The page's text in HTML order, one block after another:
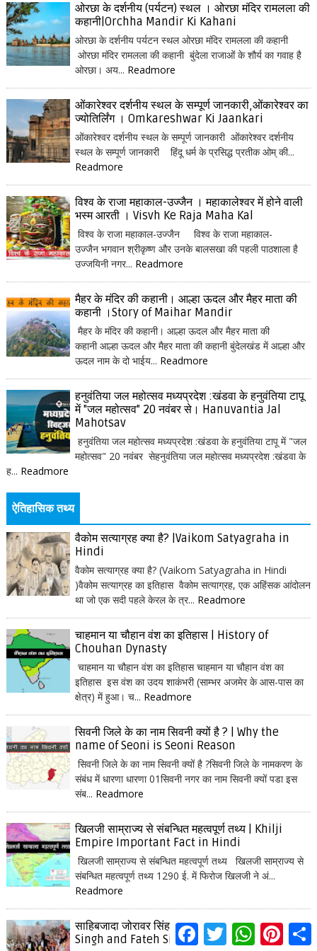
ओरछा के दर्शनीय (पर्यटन) स्थल । ओरछा मंदिर रामलला की
कहानी|Orchha Mandir Ki Kahani
ओरछा के दर्शनीय पर्यटन स्थल ओरछा मंदिर रामलला की कहानी
ओरछा मंदिर रामलला की कहानी बुंदेला राजाओं के शौर्य का गवाह है
ओरछा। अय... Readmore
ओंकारेश्वर दर्शनीय स्थल के सम्पूर्ण जानकारी,ओंकारेश्वर का
ज्योतिर्लिंग । Omkareshwar Ki Jaankari
ओंकारेश्वर दर्शनीय स्थल के सम्पूर्ण जानकारी ओंकारेश्वर दर्शनीय
स्थल के सम्पूर्ण जानकारी हिंदू धर्म के प्रसिद्ध प्रतीक ओम् की...
Readmore
विश्व के राजा महाकाल-उज्जैन । महाकालेश्वर में होने वाली
भस्म आरती । Visvh Ke Raja Maha Kal
विश्व के राजा महाकाल-उज्जैन विश्व के राजा महाकाल-
उज्जैन भगवान श्रीकृष्ण और उनके बालसखा की पहली पाठशाला है
उज्जयिनी नगर... Readmore
मैहर के मंदिर की कहानी। आल्हा ऊदल और मैहर माता की
कहानी ।Story of Maihar Mandir
मैहर के मंदिर की कहानी। आल्हा ऊदल और मैहर माता की
कहानी आल्हा ऊदल और मैहर माता की कहानी बुंदेलखंड में आल्हा और
ऊदल नाम के दो भाईय... Readmore
हनुवंतिया जल महोत्सव मध्यप्रदेश :खंडवा के हनुवंतिया टापू
में "जल महोत्सव" 20 नवंबर से। Hanuvantia Jal
Mahotsav
हनुवंतिया जल महोत्सव मध्यप्रदेश :खंडवा के हनुवंतिया टापू में "जल
महोत्सव" 20 नवंबर सेहनुवंतिया जल महोत्सव मध्यप्रदेश :खंडवा के
ह... Readmore
ऐतिहासिक तथ्य
वैकोम सत्याग्रह क्या है? |Vaikom Satyagraha in
Hindi
वैकोम सत्याग्रह क्या है? (Vaikom Satyagraha in Hindi
)वैकोम सत्याग्रह का इतिहास वैकोम सत्याग्रह, एक अहिंसक आंदोलन
था जो एक सदी पहले केरल के त्र... Readmore
चाहमान या चौहान वंश का इतिहास | History of
Chouhan Dynasty
चाहमान या चौहान वंश का इतिहास चाहमान या चौहान वंश का
इतिहास इस वंश का उदय शाकंभरी (साम्भर अजमेर के आस-पास का
क्षेत्र) में हुआ। च... Readmore
सिवनी जिले के का नाम सिवनी क्यों है ? | Why the
name of Seoni is Seoni Reason
सिवनी जिले के का नाम सिवनी क्यों है ?सिवनी जिले के नामकरण के
संबंध में धारणा धारणा 01सिवनी नगर का नाम सिवनी क्यों पडा इस
संब... Readmore
खिलजी साम्राज्य से संबन्धित महत्वपूर्ण तथ्य | Khilji
Empire Important Fact in Hindi
खिलजी साम्राज्य से संबन्धित महत्वपूर्ण तथ्य खिलजी साम्राज्य से
संबन्धित महत्वपूर्ण तथ्य 1290 ई. में फिरोज खिलजी ने अं...
Readmore
साहिबजादा जोरावर सिंह और फतेह सिंह कौन थे | Joravar
Singh and Fateh Singh in Hindi
T
W
P